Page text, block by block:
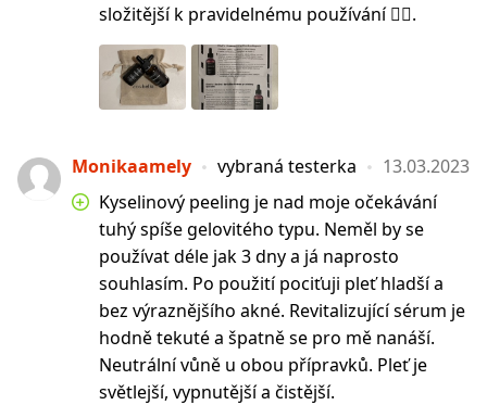
složitější k pravidelnému používání 🤷‍♀️.
Monikaamely vybraná testerka
13.03.2023
Kyselinový peeling je nad moje očekávání
tuhý spíše gelovitého typu. Neměl by se
používat déle jak 3 dny a já naprosto
souhlasím. Po použití pociťuji pleť hladší a
bez výraznějšího akné. Revitalizující sérum je
hodně tekuté a špatně se pro mě nanáší.
Neutrální vůně u obou přípravků. Pleť je
světlejší, vypnutější a čistější.